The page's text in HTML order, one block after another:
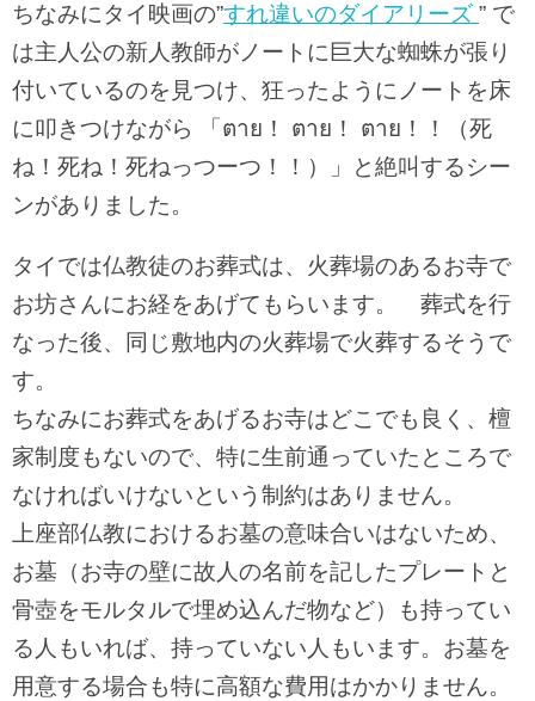
ちなみにタイ映画の”すれ違いのダイアリーズ ” で
は主人公の新人教師がノートに巨大な蜘蛛が張り
付いているのを見つけ、狂ったようにノートを床
に叩きつけながら 「ตาย！ ตาย！ ตาย！！（死
ね！死ね！死ねっつーつ！！）」と絶叫するシー
ンがありました。
タイでは仏教徒のお葬式は、火葬場のあるお寺で
お坊さんにお経をあげてもらいます。 葬式を行
なった後、同じ敷地内の火葬場で火葬するそうで
す。
ちなみにお葬式をあげるお寺はどこでも良く、檀
家制度もないので、特に生前通っていたところで
なければいけないという制約はありません。
上座部仏教におけるお墓の意味合いはないため、
お墓（お寺の壁に故人の名前を記したプレートと
骨壺をモルタルで埋め込んだ物など）も持ってい
る人もいれば、持っていない人もいます。お墓を
用意する場合も特に高額な費用はかかりません。